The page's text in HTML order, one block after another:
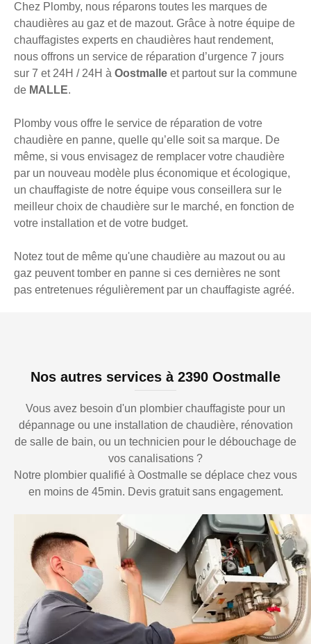
Chez Plomby, nous réparons toutes les marques de
chaudières au gaz et de mazout. Grâce à notre équipe de
chauffagistes experts en chaudières haut rendement,
nous offrons un service de réparation d’urgence 7 jours
sur 7 et 24H / 24H à Oostmalle et partout sur la commune
de MALLE.
Plomby vous offre le service de réparation de votre
chaudière en panne, quelle qu’elle soit sa marque. De
même, si vous envisagez de remplacer votre chaudière
par un nouveau modèle plus économique et écologique,
un chauffagiste de notre équipe vous conseillera sur le
meilleur choix de chaudière sur le marché, en fonction de
votre installation et de votre budget.
Notez tout de même qu'une chaudière au mazout ou au
gaz peuvent tomber en panne si ces dernières ne sont
pas entretenues régulièrement par un chauffagiste agréé.
Nos autres services à 2390 Oostmalle
Vous avez besoin d'un plombier chauffagiste pour un
dépannage ou une installation de chaudière, rénovation
de salle de bain, ou un technicien pour le débouchage de
vos canalisations ?
Notre plombier qualifié à Oostmalle se déplace chez vous
en moins de 45min. Devis gratuit sans engagement.